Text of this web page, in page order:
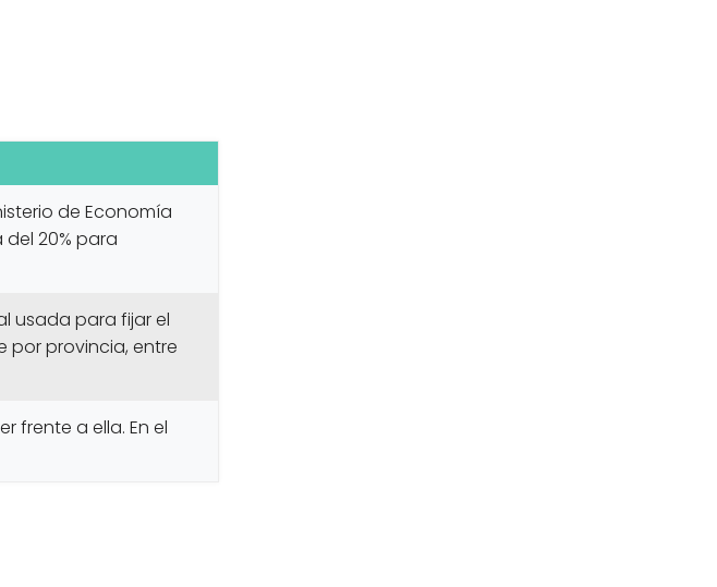
de Economía
20% para
usada para fijar el
por provincia, entre
frente a ella. En el